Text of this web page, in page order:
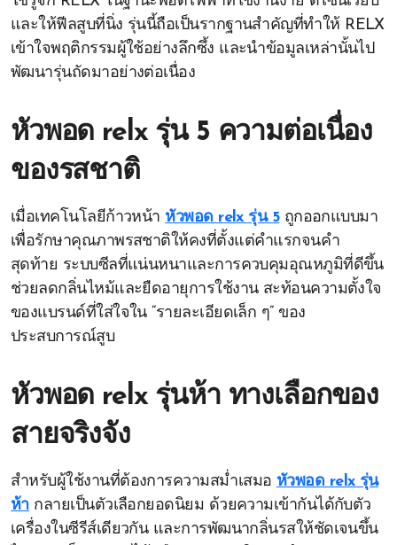
และให้ฟีลสูบที่นิ่ง รุ่นนี้ถือเป็นรากฐานสำคัญที่ทำให้ RELX
เข้าใจพฤติกรรมผู้ใช้อย่างลึกซึ้ง และนำข้อมูลเหล่านั้นไป
พัฒนารุ่นถัดมาอย่างต่อเนื่อง
หัวพอด relx รุ่น 5 ความต่อเนื่อง
ของรสชาติ
เมื่อเทคโนโลยีก้าวหน้า หัวพอด relx รุ่น 5ถูกออกแบบมา
เพื่อรักษาคุณภาพรสชาติให้คงที่ตั้งแต่คำแรกจนคำ
สุดท้าย ระบบซีลที่แน่นหนาและการควบคุมอุณหภูมิที่ดีขึ้น
ช่วยลดกลิ่นไหม้และยืดอายุการใช้งาน สะท้อนความตั้งใจ
ของแบรนด์ที่ใส่ใจใน “รายละเอียดเล็ก ๆ” ของ
ประสบการณ์สูบ
หัวพอด relx รุ่นห้า ทางเลือกของ
สายจริงจัง
สำหรับผู้ใช้งานที่ต้องการความสม่ำเสมอ หัวพอด relx รุ่น
ห้ากลายเป็นตัวเลือกยอดนิยม ด้วยความเข้ากันได้กับตัว
เครื่องในซีรีส์เดียวกัน และการพัฒนากลิ่นรสให้ชัดเจนขึ้น